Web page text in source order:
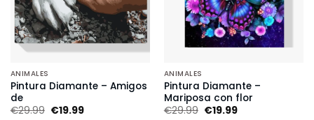
ANIMALES
Pintura Diamante – Amigos
de
€29.99 €19.99
ANIMALES
Pintura Diamante –
Mariposa con flor
€29.99 €19.99